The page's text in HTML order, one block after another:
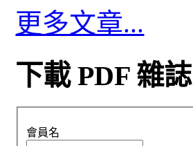
更多文章...
下載 PDF 雜誌
會員名